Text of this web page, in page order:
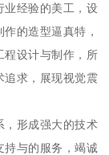
业经验的美工，设
的造型逼真特，
程设计与制作，所
追求，展现视觉震
，形成强大的技术
持与的服务，竭诚